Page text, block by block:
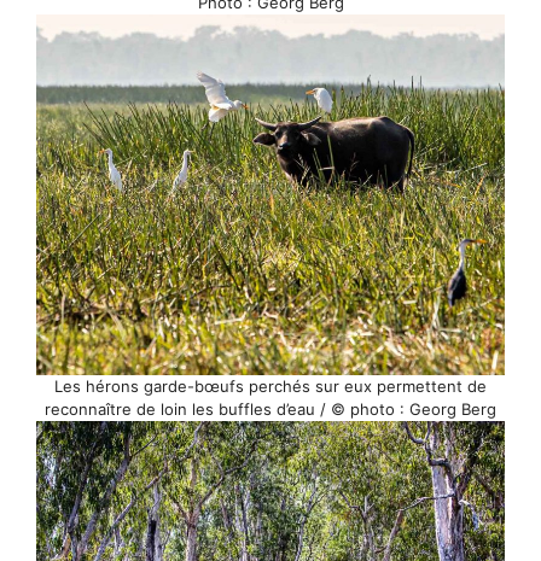
Les hérons garde-bœufs perchés sur eux permettent de
reconnaître de loin les buffles d’eau / © photo : Georg Berg